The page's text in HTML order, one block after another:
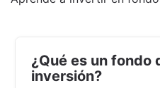
¿Qué es un fondo
inversión?